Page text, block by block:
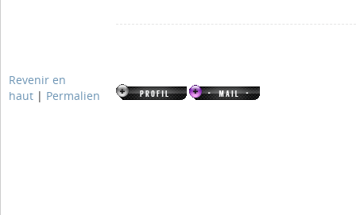
Revenir en
haut | Permalien